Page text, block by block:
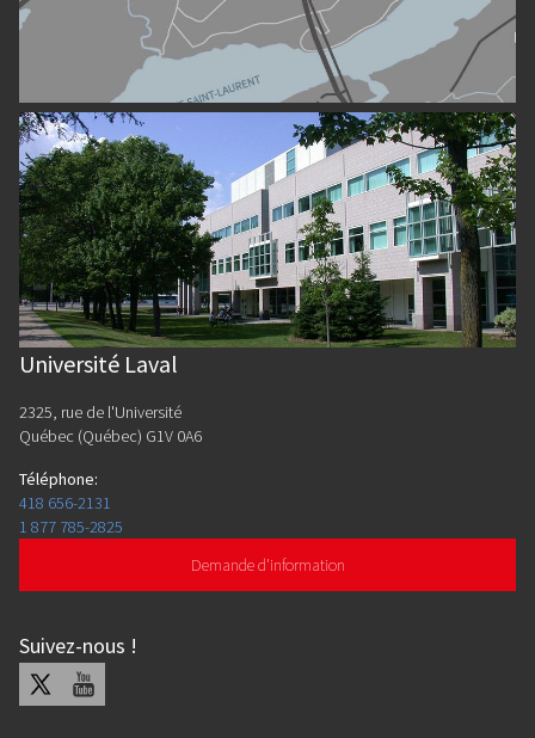
Université Laval
2325, rue de l'Université
Québec (Québec) G1V 0A6
Téléphone:
418 656-2131
1 877 785-2825
Demande d'information
Suivez-nous !
Youtube